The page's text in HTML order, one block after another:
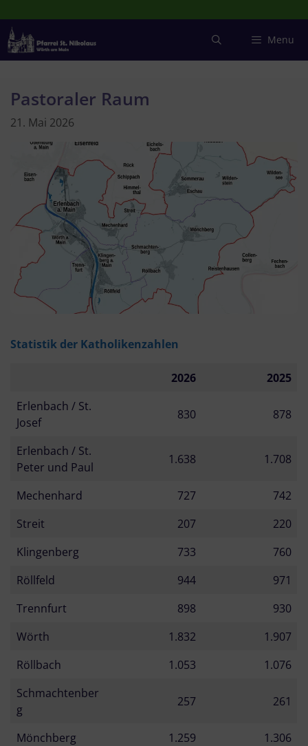
Inhalt
springen
Menu
Pastoraler Raum
21. Mai 2026
Statistik der Katholikenzahlen
2026
2025
Erlenbach / St.
Josef
830 878
Erlenbach / St.
Peter und Paul
1.638 1.708
Mechenhard 727
742
Streit
207
220
Klingenberg
733
760
Röllfeld
944
971
Trennfurt
898
930
Wörth
1.832
1.907
Röllbach
1.053
1.076
Schmachtenber
g
257 261
Mönchberg 1.259
1.306